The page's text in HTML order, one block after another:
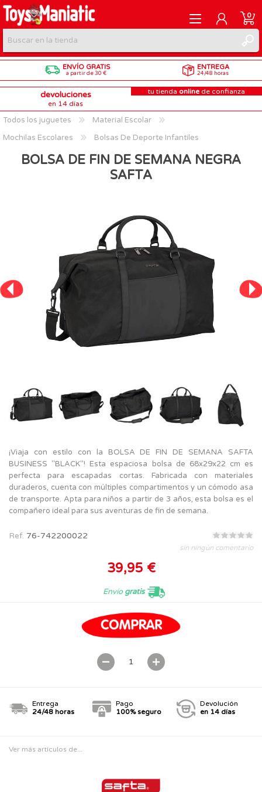
REGISTRARME
INICIAR SESIÓN
0
ENVÍO GRATIS
a partir de 30 €
ENTREGA
24/48 horas
devoluciones
en 14 días
tu tienda online de confianza
Todos los juguetes
Material Escolar
Mochilas Escolares
Bolsas De Deporte Infantiles
BOLSA DE FIN DE SEMANA NEGRA
SAFTA
¡Viaja con estilo con la BOLSA DE FIN DE SEMANA SAFTA
BUSINESS "BLACK"! Esta espaciosa bolsa de 68x29x22 cm es
perfecta para escapadas cortas. Fabricada con materiales
duraderos, cuenta con múltiples compartimentos y un cómodo asa
de transporte. Apta para niños a partir de 3 años, esta bolsa es el
compañero ideal para sus aventuras de fin de semana.
Ref. 76-742200022
sin ningún comentario
39,95 €
Envíogratis
Entrega
24/48 horas
Pago
100% seguro
Devolución
en 14 días
Ver más artículos de...